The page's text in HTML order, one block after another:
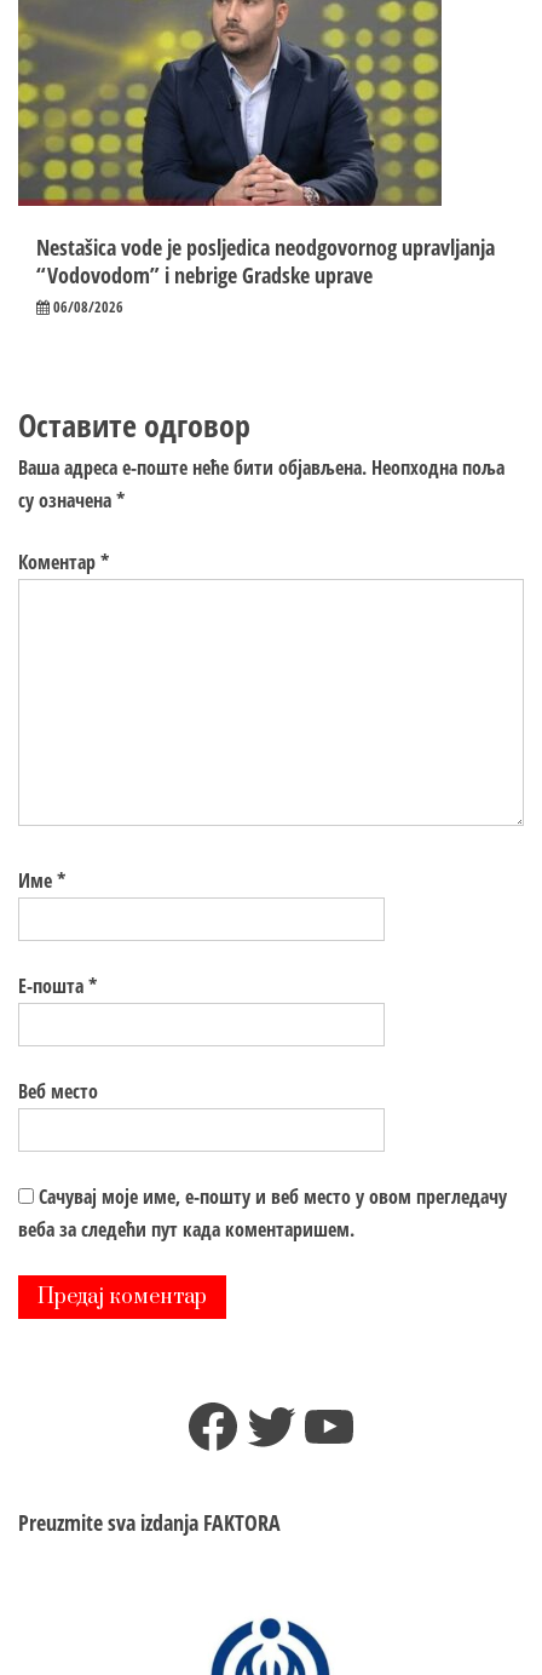
Nestašica vode je posljedica neodgovornog upravljanja
“Vodovodom” i nebrige Gradske uprave
06/08/2026
Оставите одговор
Ваша адреса е-поште неће бити објављена. Неопходна поља
су означена*
Коментар*
Име*
Е-пошта*
Веб место
Сачувај моје име, е-пошту и веб место у овом прегледачу
веба за следећи пут када коментаришем.
Facebook
TwitterYouTube
Preuzmite sva izdanja FAKTORA